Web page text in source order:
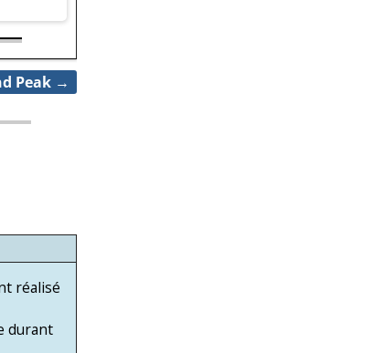
Peak →
réalisé
durant